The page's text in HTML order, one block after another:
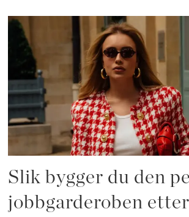
Slik bygger du den
jobbgarderoben etter